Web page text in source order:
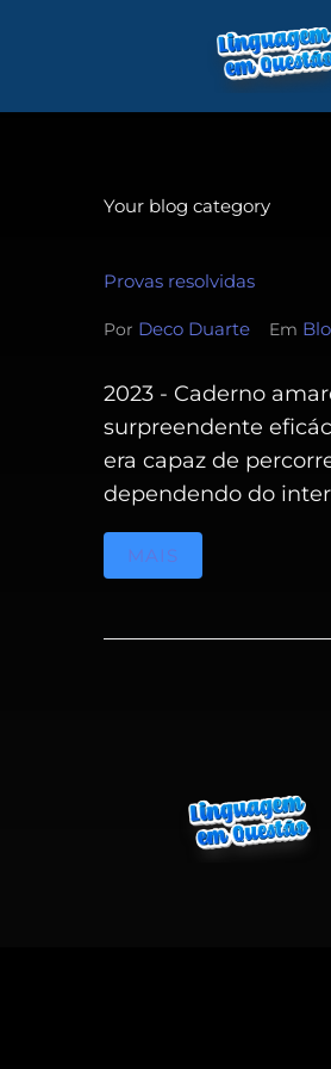
Your blog category
Provas resolvidas
Por Deco Duarte Em
2023 - Caderno
surpreendente
era capaz de
dependendo do
MAIS